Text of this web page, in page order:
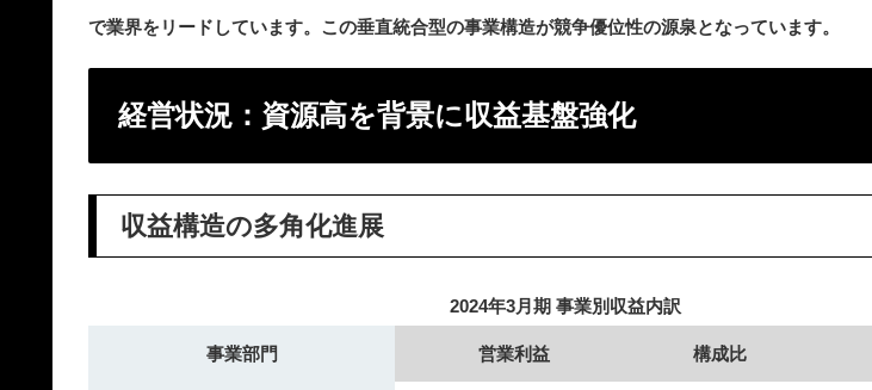
で業界をリードしています。この垂直統合型の事業構造が競争優位性の源泉となっています。
経営状況：資源高を背景に収益基盤強化
収益構造の多角化進展
2024年3月期 事業別収益内訳
事業部門 営業利益 構成比